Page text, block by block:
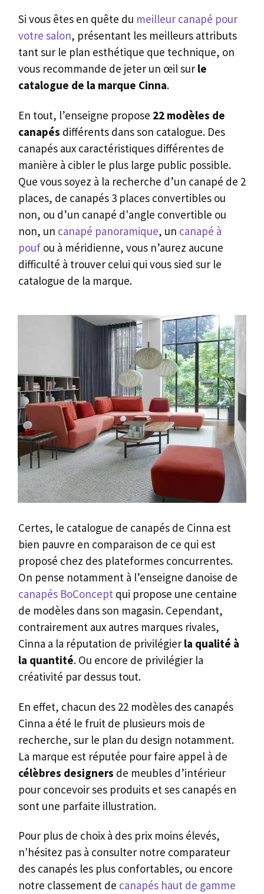
Si vous êtes en quête du meilleur canapé pour
votre salon, présentant les meilleurs attributs
tant sur le plan esthétique que technique, on
vous recommande de jeter un œil sur le
catalogue de la marque Cinna.
En tout, l’enseigne propose 22 modèles de
canapés différents dans son catalogue. Des
canapés aux caractéristiques différentes de
manière à cibler le plus large public possible.
Que vous soyez à la recherche d’un canapé de 2
places, de canapés 3 places convertibles ou
non, ou d’un canapé d'angle convertible ou
non, un canapé panoramique, un canapé à
pouf ou à méridienne, vous n’aurez aucune
difficulté à trouver celui qui vous sied sur le
catalogue de la marque.
Certes, le catalogue de canapés de Cinna est
bien pauvre en comparaison de ce qui est
proposé chez des plateformes concurrentes.
On pense notamment à l’enseigne danoise de
canapés BoConcept qui propose une centaine
de modèles dans son magasin. Cependant,
contrairement aux autres marques rivales,
Cinna a la réputation de privilégier la qualité à
la quantité. Ou encore de privilégier la
créativité par dessus tout.
En effet, chacun des 22 modèles des canapés
Cinna a été le fruit de plusieurs mois de
recherche, sur le plan du design notamment.
La marque est réputée pour faire appel à de
célèbres designers de meubles d’intérieur
pour concevoir ses produits et ses canapés en
sont une parfaite illustration.
Pour plus de choix à des prix moins élevés,
n'hésitez pas à consulter notre comparateur
des canapés les plus confortables, ou encore
notre classement de canapés haut de gamme